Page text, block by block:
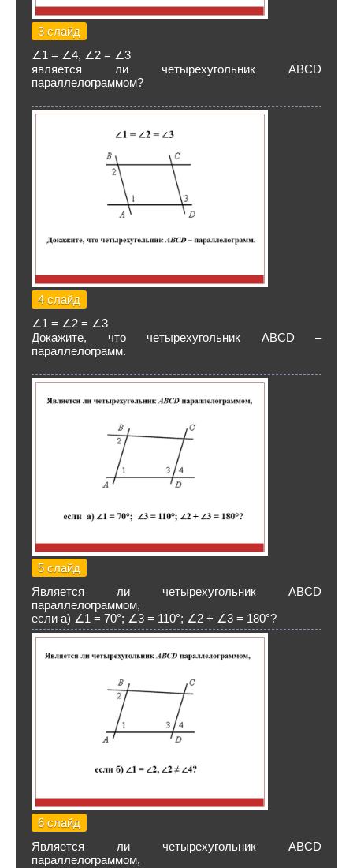
3 слайд
∠1 = ∠4, ∠2 = ∠3
является ли четырехугольник АВСD
параллелограммом?
4 слайд
∠1 = ∠2 = ∠3
Докажите, что четырехугольник АВСD –
параллелограмм.
5 слайд
Является ли четырехугольник АВСD
параллелограммом,
если а) ∠1 = 70°; ∠3 = 110°; ∠2 + ∠3 = 180°?
6 слайд
Является ли четырехугольник АВСD
параллелограммом,